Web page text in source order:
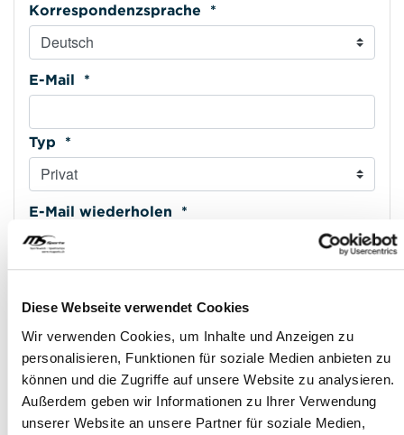
Diese Webseite verwendet Cookies
Wir verwenden Cookies, um Inhalte und Anzeigen zu
personalisieren, Funktionen für soziale Medien anbieten zu
können und die Zugriffe auf unsere Website zu analysieren.
Außerdem geben wir Informationen zu Ihrer Verwendung
unserer Website an unsere Partner für soziale Medien,
Korrespondenzsprache *
E-Mail *
Typ *
E-Mail wiederholen *
Typ *